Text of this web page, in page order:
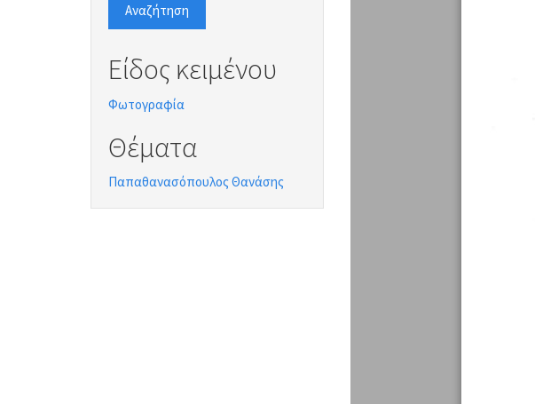
Αναζήτηση
Είδος κειμένου
Φωτογραφία
Θέματα
Παπαθανασόπουλος Θανάσης